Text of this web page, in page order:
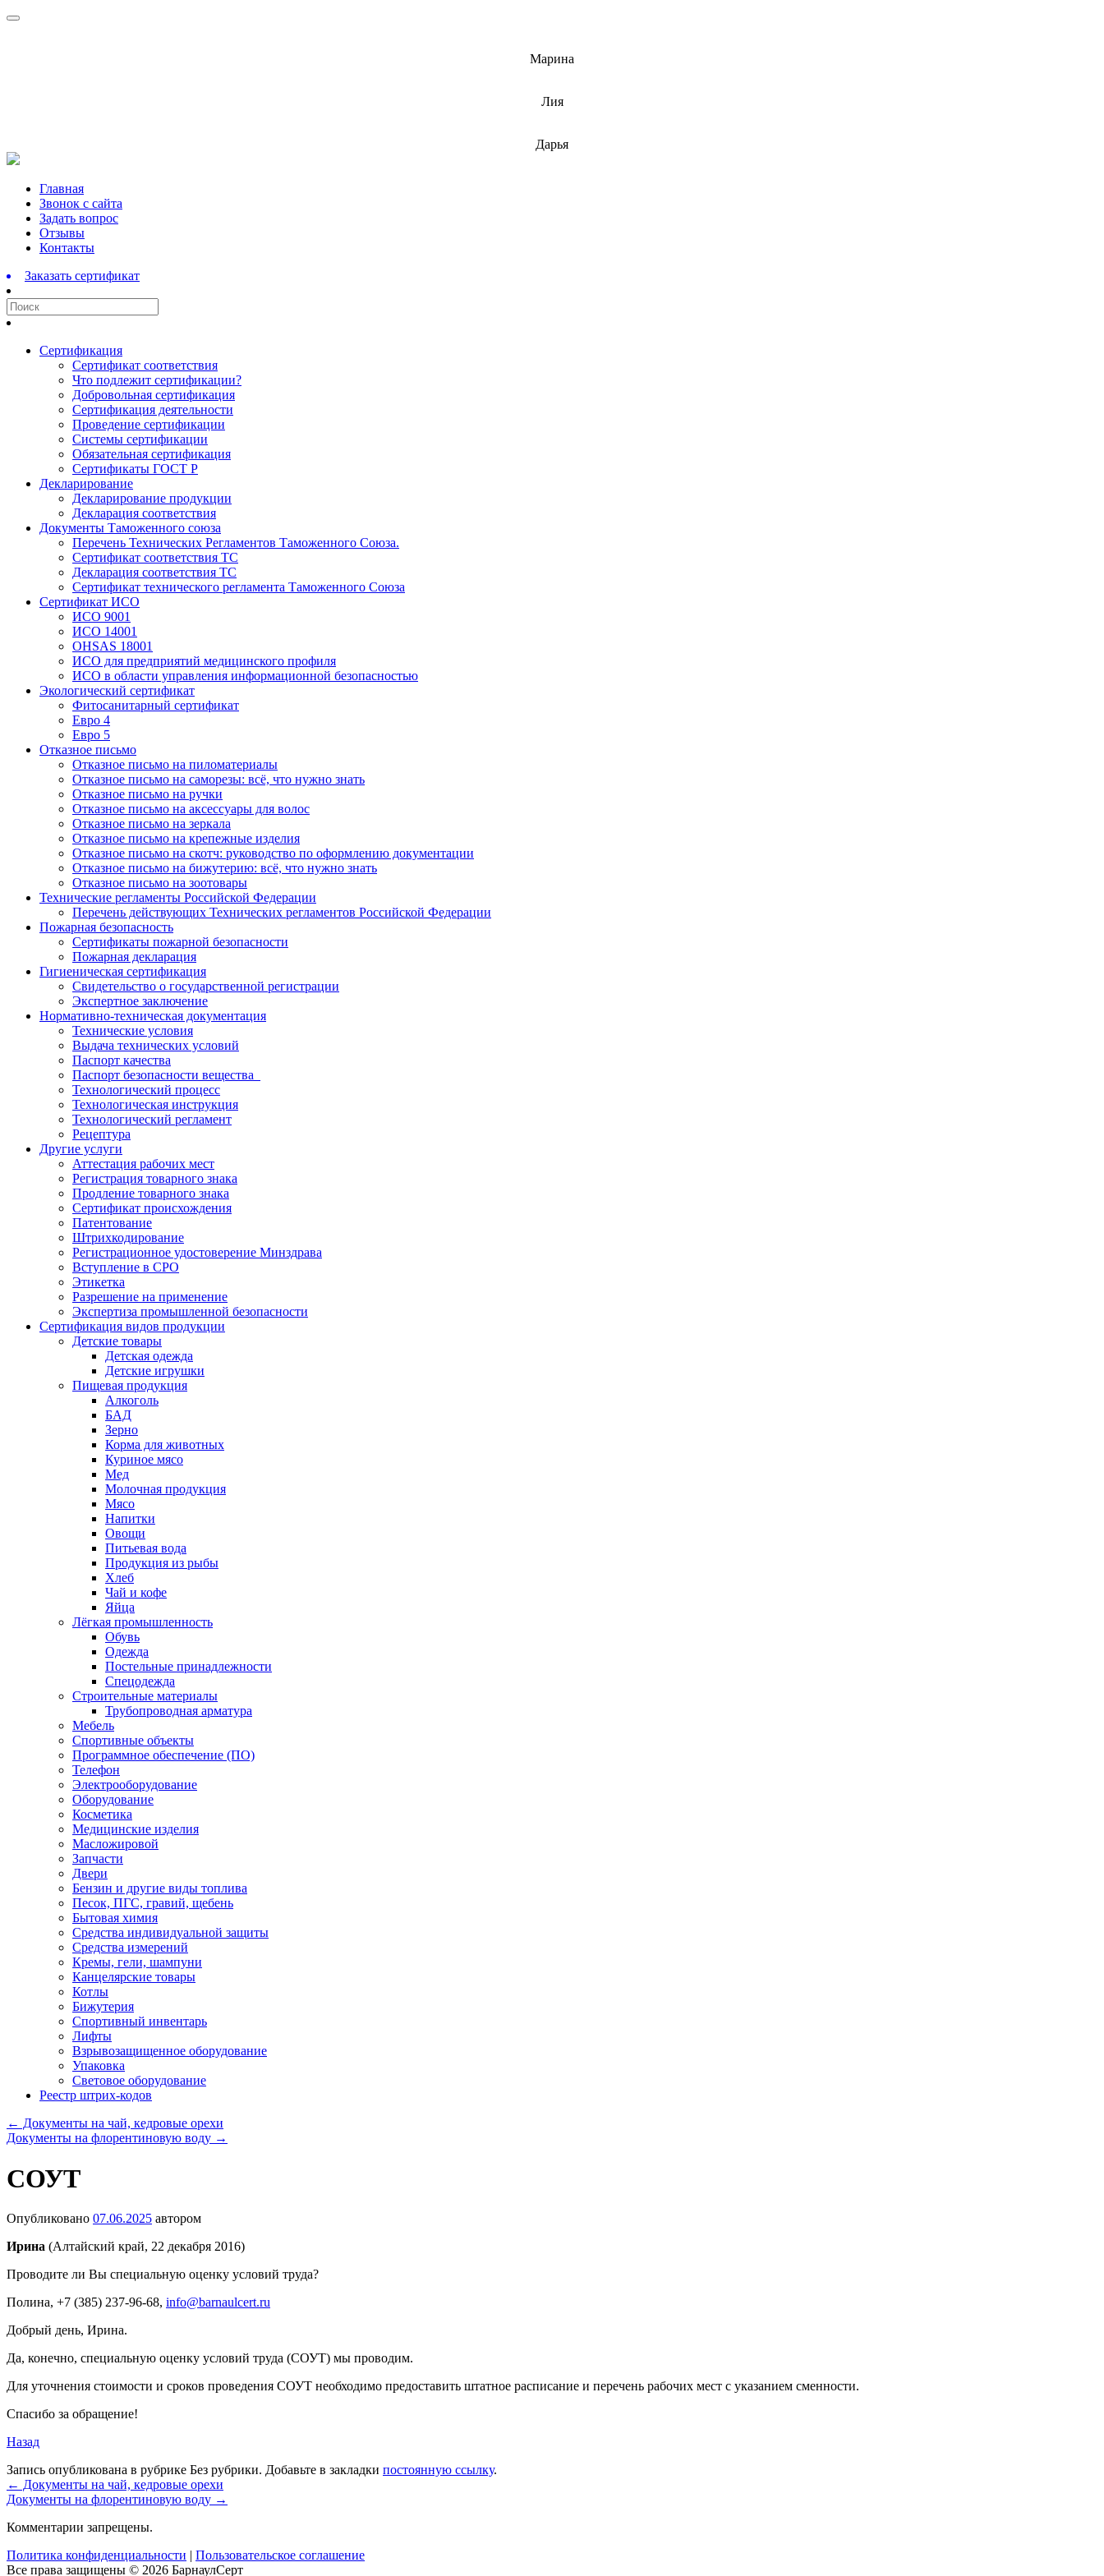
Марина
Лия
Дарья
Перейти
содержимому
Главная
Звонок с сайта
Задать вопрос
Отзывы
Контакты
Заказать сертификат
Сертификация
Сертификат соответствия
Что подлежит сертификации?
Добровольная сертификация
Сертификация деятельности
Проведение сертификации
Системы сертификации
Обязательная сертификация
Сертификаты ГОСТ Р
Декларирование
Декларирование продукции
Декларация соответствия
Документы Таможенного союза
Перечень Технических Регламентов Таможенного Союза.
Сертификат соответствия ТС
Декларация соответствия ТС
Сертификат технического регламента Таможенного Союза
Сертификат ИСО
ИСО 9001
ИСО 14001
OHSAS 18001
ИСО для предприятий медицинского профиля
ИСО в области управления информационной безопасностью
Экологический сертификат
Фитосанитарный сертификат
Евро 4
Евро 5
Отказное письмо
Отказное письмо на пиломатериалы
Отказное письмо на саморезы: всё, что нужно знать
Отказное письмо на ручки
Отказное письмо на аксессуары для волос
Отказное письмо на зеркала
Отказное письмо на крепежные изделия
Отказное письмо на скотч: руководство по оформлению документации
Отказное письмо на бижутерию: всё, что нужно знать
Отказное письмо на зоотовары
Технические регламенты Российской Федерации
Перечень действующих Технических регламентов Российской Федерации
Пожарная безопасность
Сертификаты пожарной безопасности
Пожарная декларация
Гигиеническая сертификация
Свидетельство о государственной регистрации
Экспертное заключение
Нормативно-техническая документация
Технические условия
Выдача технических условий
Паспорт качества
Паспорт безопасности вещества
Технологический процесс
Технологическая инструкция
Технологический регламент
Рецептура
Другие услуги
Аттестация рабочих мест
Регистрация товарного знака
Продление товарного знака
Сертификат происхождения
Патентование
Штрихкодирование
Регистрационное удостоверение Минздрава
Вступление в СРО
Этикетка
Разрешение на применение
Экспертиза промышленной безопасности
Сертификация видов продукции
Детские товары
Детская одежда
Детские игрушки
Пищевая продукция
Алкоголь
БАД
Зерно
Корма для животных
Куриное мясо
Мед
Молочная продукция
Мясо
Напитки
Овощи
Питьевая вода
Продукция из рыбы
Хлеб
Чай и кофе
Яйца
Лёгкая промышленность
Обувь
Одежда
Постельные принадлежности
Спецодежда
Строительные материалы
Трубопроводная арматура
Мебель
Спортивные объекты
Программное обеспечение (ПО)
Телефон
Электрооборудование
Оборудование
Косметика
Медицинские изделия
Масложировой
Запчасти
Двери
Бензин и другие виды топлива
Песок, ПГС, гравий, щебень
Бытовая химия
Средства индивидуальной защиты
Средства измерений
Кремы, гели, шампуни
Канцелярские товары
Котлы
Бижутерия
Спортивный инвентарь
Лифты
Взрывозащищенное оборудование
Упаковка
Световое оборудование
Реестр штрих-кодов
← Документы на чай, кедровые орехи
Документы на флорентиновую воду →
СОУТ
Опубликовано 07.06.2025 автором
Ирина (Алтайский край, 22 декабря 2016)
Проводите ли Вы специальную оценку условий труда?
Полина, +7 (385) 237-96-68, info@barnaulcert.ru
Добрый день, Ирина.
Да, конечно, специальную оценку условий труда (СОУТ) мы проводим.
Для уточнения стоимости и сроков проведения СОУТ необходимо предоставить штатное расписание и перечень рабочих мест с указанием сменности.
Спасибо за обращение!
Назад
Запись опубликована в рубрике Без рубрики. Добавьте в закладки постоянную ссылку.
← Документы на чай, кедровые орехи
Документы на флорентиновую воду →
Комментарии запрещены.
Политика конфиденциальности | Пользовательское соглашение
Все права защищены © 2026 БарнаулСерт